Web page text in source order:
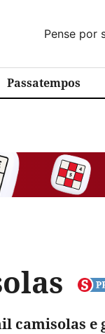
Pense por
Passatempos
camisolas e